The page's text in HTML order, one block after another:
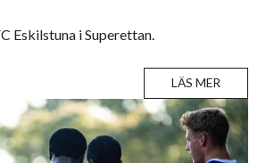
Eskilstuna i Superettan.
LÄS MER